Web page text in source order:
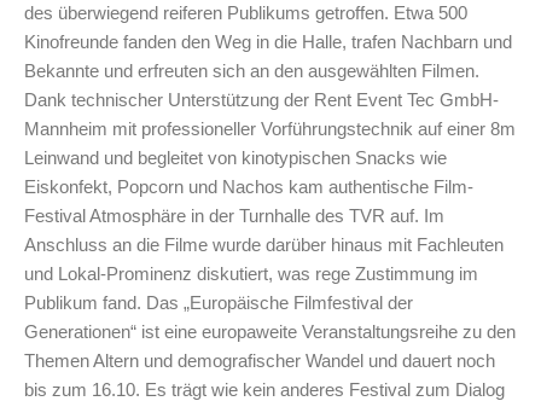
des überwiegend reiferen Publikums getroffen. Etwa 500
Kinofreunde fanden den Weg in die Halle, trafen Nachbarn und
Bekannte und erfreuten sich an den ausgewählten Filmen.
Dank technischer Unterstützung der Rent Event Tec GmbH-
Mannheim mit professioneller Vorführungstechnik auf einer 8m
Leinwand und begleitet von kinotypischen Snacks wie
Eiskonfekt, Popcorn und Nachos kam authentische Film-
Festival Atmosphäre in der Turnhalle des TVR auf. Im
Anschluss an die Filme wurde darüber hinaus mit Fachleuten
und Lokal-Prominenz diskutiert, was rege Zustimmung im
Publikum fand. Das „Europäische Filmfestival der
Generationen“ ist eine europaweite Veranstaltungsreihe zu den
Themen Altern und demografischer Wandel und dauert noch
bis zum 16.10. Es trägt wie kein anderes Festival zum Dialog